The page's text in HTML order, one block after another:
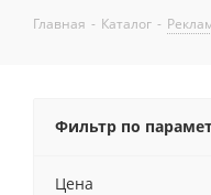
Главная - Каталог -
Фильтр по
Цена